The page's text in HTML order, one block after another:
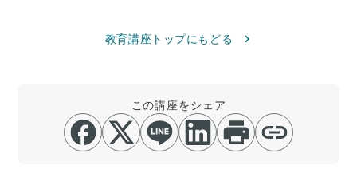
教育講座トップにもどる
この講座をシェア